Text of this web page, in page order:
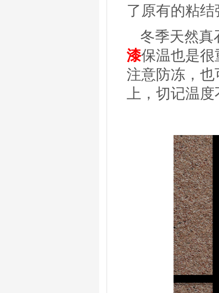
了原有的粘
冬季天然真
漆保温也是
注意防冻，
上，切记温